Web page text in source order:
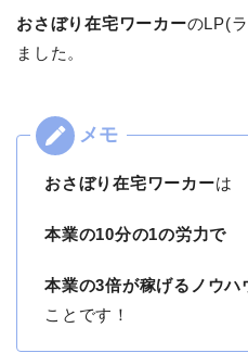
おさぼり在宅ワーカーのLP(
ました。
おさぼり在宅ワーカーは
本業の10分の1の労力で
本業の3倍が稼げるノウハ
ことです！